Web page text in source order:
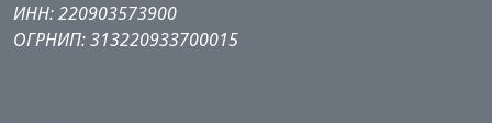
ИНН: 220903573900
ОГРНИП: 313220933700015